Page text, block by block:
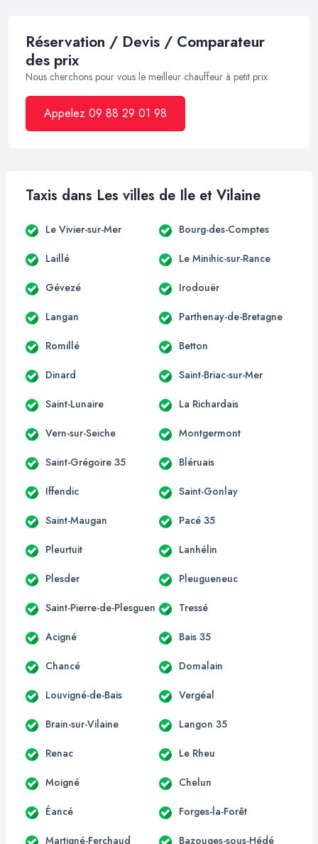
Réservation / Devis / Comparateur
des prix
Nous cherchons pour vous le meilleur chauffeur à petit prix
Appelez 09 88 29 01 98
Taxis dans Les villes de Ile et Vilaine
Le Vivier-sur-Mer Bourg-des-Comptes
Laillé Le Minihic-sur-Rance
Gévezé Irodouër
Langan Parthenay-de-Bretagne
Romillé Betton
Dinard Saint-Briac-sur-Mer
Saint-Lunaire La Richardais
Vern-sur-Seiche Montgermont
Saint-Grégoire 35 Bléruais
Iffendic Saint-Gonlay
Saint-Maugan Pacé 35
Pleurtuit Lanhélin
Plesder Pleugueneuc
Saint-Pierre-de-Plesguen Tressé
Acigné Bais 35
Chancé Domalain
Louvigné-de-Bais Vergéal
Brain-sur-Vilaine Langon 35
Renac Le Rheu
Moigné Chelun
Éancé Forges-la-Forêt
Martigné-Ferchaud Bazouges-sous-Hédé